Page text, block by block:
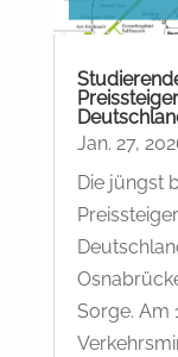
Jan. 27,
Die jüngst
Sorge. Am